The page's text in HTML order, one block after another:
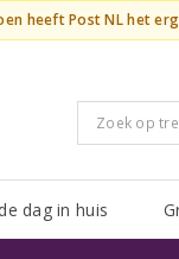
heeft Post NL het
dag in huis